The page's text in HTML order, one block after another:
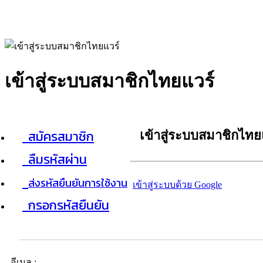
เข้าสู่ระบบสมาชิกไทยแวร์
สมัครสมาชิก
ลืมรหัสผ่าน
ส่งรหัสยืนยันการใช้งาน
กรอกรหัสยืนยัน
เข้าสู่ระบบสมาชิกไท
เข้าสู่ระบบด้วย Google